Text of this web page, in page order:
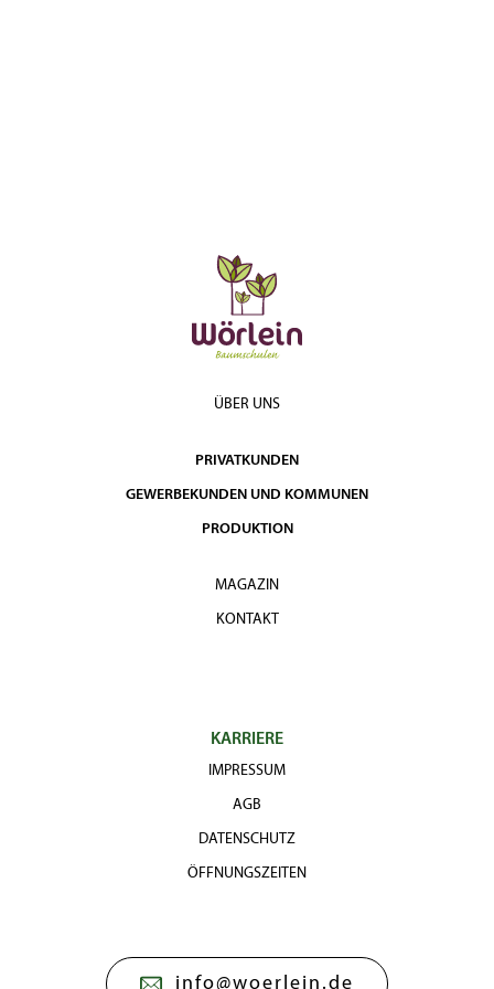
ÜBER UNS
PRIVATKUNDEN
GEWERBEKUNDEN UND KOMMUNEN
PRODUKTION
MAGAZIN
KONTAKT
KARRIERE
IMPRESSUM
AGB
DATENSCHUTZ
ÖFFNUNGSZEITEN
info@woerlein.de